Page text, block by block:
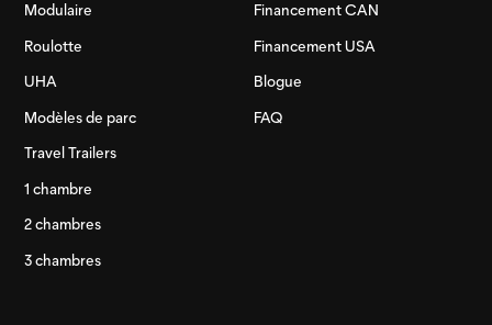
Modulaire
Roulotte
UHA
Modèles de parc
Travel Trailers
1 chambre
2 chambres
3 chambres
Financement CAN
Financement USA
Blogue
FAQ